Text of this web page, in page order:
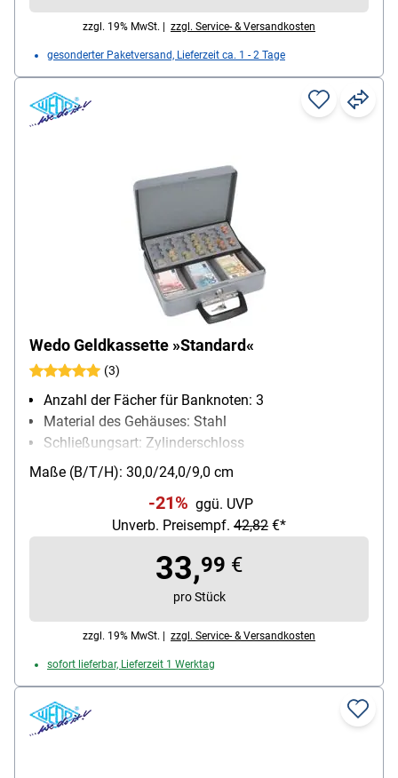
zzgl. 19% MwSt. | zzgl. Service- & Versandkosten
gesonderter Paketversand, Lieferzeit ca. 1 - 2 Tage
Wedo Geldkassette »Standard«
(3)
Anzahl der Fächer für Banknoten: 3
Material des Gehäuses: Stahl
Schließungsart: Zylinderschloss
Besonderheiten: mit Koffertragegriff, Zylinder-
Sicherheitsschloss
Maße (B/T/H): 30,0/24,0/9,0 cm
-21% ggü. UVP
Unverb. Preisempf. 42,82 €*
33,99 €
pro Stück
zzgl. 19% MwSt. | zzgl. Service- & Versandkosten
sofort lieferbar, Lieferzeit 1 Werktag